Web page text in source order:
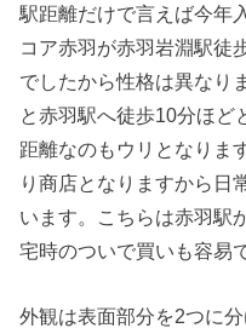
駅距離だけで言えば今年
コア赤羽が赤羽岩淵駅徒
でしたから性格は異なり
と赤羽駅へ徒歩10分ほど
距離なのもウリとなりま
り商店となりますから日
います。こちらは赤羽駅
宅時のついで買いも容易
外観は表面部分を2つに